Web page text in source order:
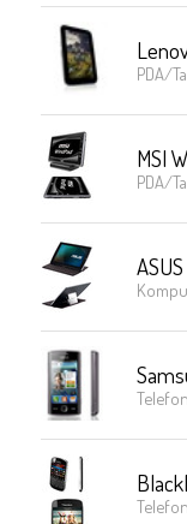
PDA/
MSI
PDA/